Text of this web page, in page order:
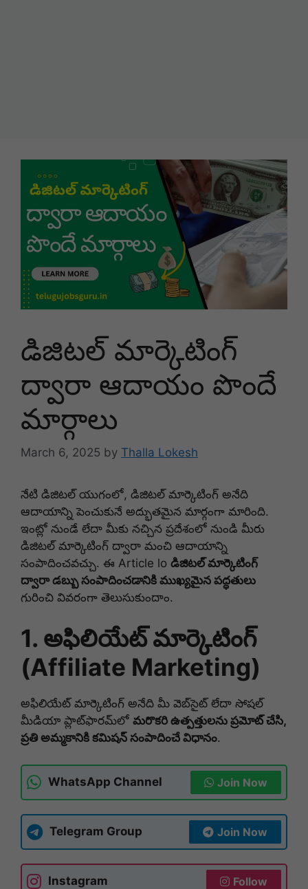
డిజిటల్ మార్కెటింగ్
ద్వారా ఆదాయం పొందే
మార్గాలు
March 6, 2025 by Thalla Lokesh
నేటి డిజిటల్ యుగంలో, డిజిటల్ మార్కెటింగ్ అనేది
ఆదాయాన్ని పెంచుకునే అద్భుతమైన మార్గంగా మారింది.
ఇంట్లో నుండే లేదా మీకు నచ్చిన ప్రదేశంలో నుండి మీరు
డిజిటల్ మార్కెటింగ్ ద్వారా మంచి ఆదాయాన్ని
సంపాదించవచ్చు. ఈ Article lo డిజిటల్ మార్కెటింగ్
ద్వారా డబ్బు సంపాదించడానికి ముఖ్యమైన పద్ధతులు
గురించి వివరంగా తెలుసుకుందాం.
1. అఫిలియేట్ మార్కెటింగ్
(Affiliate Marketing)
అఫిలియేట్ మార్కెటింగ్ అనేది మీ వెబ్‌సైట్ లేదా సోషల్
మీడియా ప్లాట్‌ఫారమ్‌లో మరొకరి ఉత్పత్తులను ప్రమోట్ చేసి,
ప్రతి అమ్మకానికి కమిషన్ సంపాదించే విధానం.
WhatsApp Channel Join Now
Telegram Group Join Now
Instagram Follow